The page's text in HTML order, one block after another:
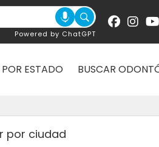
Powered by ChatGPT
ESTADO BUSCAR